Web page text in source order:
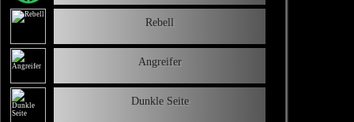
Rebell
Angreifer
Dunkle Seite